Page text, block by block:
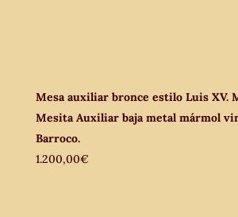
Mesa auxiliar bronce estilo Luis XV.
Mesita Auxiliar baja metal mármol
Barroco.
1.200,00€